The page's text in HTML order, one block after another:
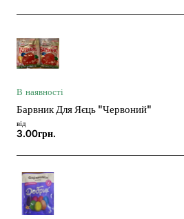
В наявності
Барвник Для Яєць "Червоний"
від
3.00грн.